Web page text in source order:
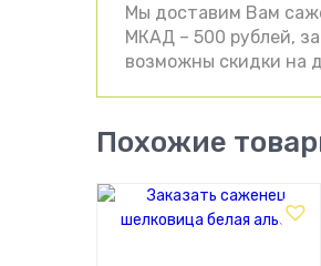
Мы доставим Вам
МКАД – 500 рублей,
возможны скидки на
Похожие